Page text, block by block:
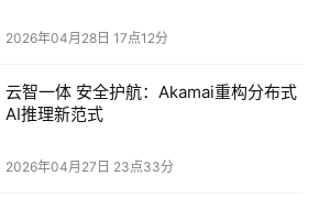
2026年04月28日 17点12分
云智一体 安全护航：Akamai重构分布式
AI推理新范式
2026年04月27日 23点33分